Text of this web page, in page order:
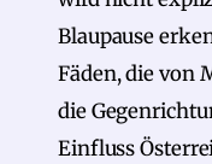
Blaupause
Fäden, die von
die
Einfluss